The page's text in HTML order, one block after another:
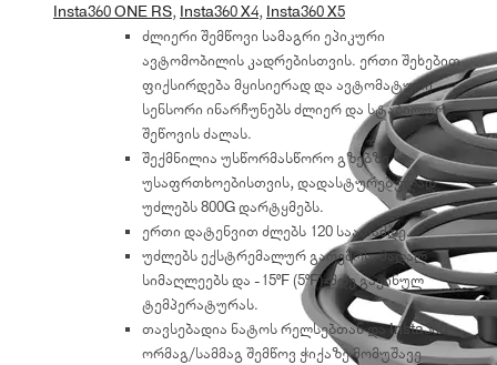
Insta360 ONE RS, Insta360 X4, Insta360 X5
ძლიერი შემწოვი სამაგრი ეპიკური
ავტომობილის კადრებისთვის. ერთი შეხებით
ფიქსირდება მყისიერად და ავტომატური
სენსორი ინარჩუნებს ძლიერ და სტაბილურ
შეწოვის ძალას.
შექმნილია უსწორმასწორო გზებზე
უსაფრთხოებისთვის, დადასტურებულად
უძლებს 800G დარტყმებს.
ერთი დატენვით ძლებს 120 საათამდე.
უძლებს ექსტრემალურ გარემოს, მაღალ
სიმაღლეებს და -15ºF (5ºF)-მდე გაყინულ
ტემპერატურას.
თავსებადია ნატოს რელსებთან და Insta360
ორმაგ/სამმაგ შემწოვ ჭიქაზე მომუშავე